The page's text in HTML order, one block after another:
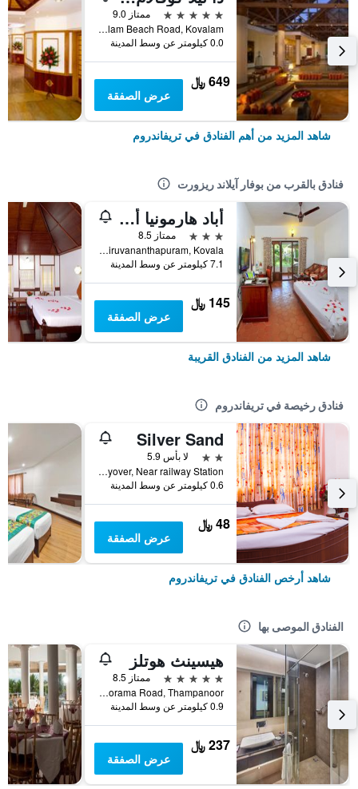
5 نجوم
ممتاز 9.0
Kovalam Beach Road, Kovalam, تريفاندروم, الهند
0.0 كيلومتر عن وسط المدينة
649 ﷼
عرض الصفقة
شاهد المزيد من أهم الفنادق في تريفاندروم
فنادق بالقرب من بوفار آيلاند ريزورت
أباد هارمونيا أيورفيدك بيتش ريزورت
3 نجوم
ممتاز 8.5
Thiruvananthapuram, Kovala, تريفاندروم, الهند
7.1 كيلومتر عن وسط المدينة
145 ﷼
عرض الصفقة
شاهد المزيد من الفنادق القريبة
فنادق رخيصة في تريفاندروم
Silver Sand
2 نجمتين
لا بأس 5.9
Thampanoor Flyover, Near railway Station, تريفاندروم, الهند
0.6 كيلومتر عن وسط المدينة
48 ﷼
عرض الصفقة
شاهد أرخص الفنادق في تريفاندروم
الفنادق الموصى بها
هيسينث هوتلز
5 نجوم
ممتاز 8.5
Manorama Road, Thampanoor, تريفاندروم, الهند
0.9 كيلومتر عن وسط المدينة
237 ﷼
عرض الصفقة